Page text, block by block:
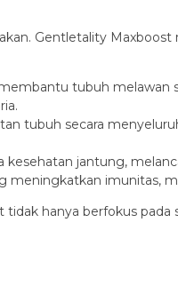
Gentletality
tubuh melawan
tubuh secara
kesehatan jantung,
meningkatkan imunitas,
hanya berfokus